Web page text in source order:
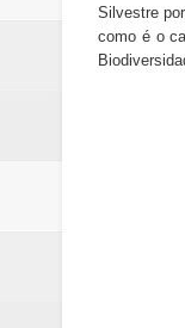
Silvestre
como é o